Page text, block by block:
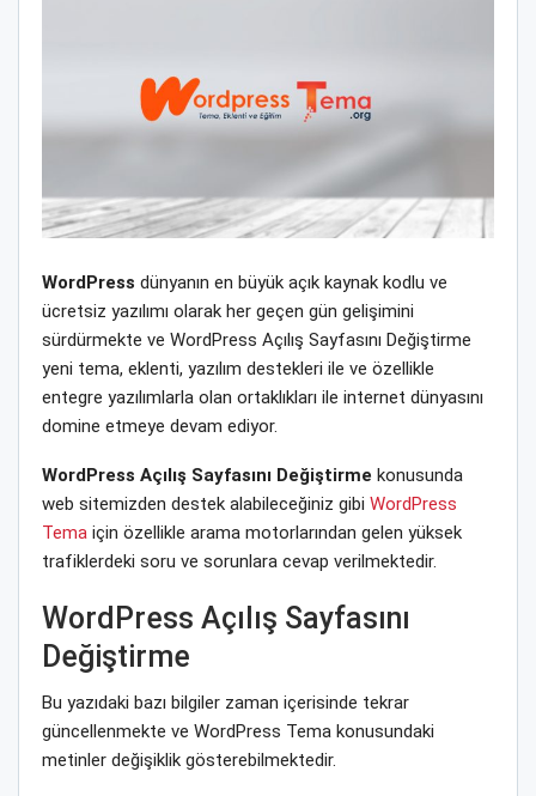
WordPress dünyanın en büyük açık kaynak kodlu ve
ücretsiz yazılımı olarak her geçen gün gelişimini
sürdürmekte ve WordPress Açılış Sayfasını Değiştirme
yeni tema, eklenti, yazılım destekleri ile ve özellikle
entegre yazılımlarla olan ortaklıkları ile internet dünyasını
domine etmeye devam ediyor.
WordPress Açılış Sayfasını Değiştirme konusunda
web sitemizden destek alabileceğiniz gibi WordPress
Tema için özellikle arama motorlarından gelen yüksek
trafiklerdeki soru ve sorunlara cevap verilmektedir.
WordPress Açılış Sayfasını
Değiştirme
Bu yazıdaki bazı bilgiler zaman içerisinde tekrar
güncellenmekte ve WordPress Tema konusundaki
metinler değişiklik gösterebilmektedir.